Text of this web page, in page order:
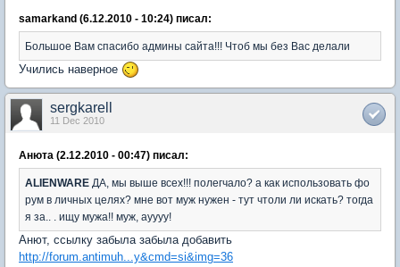
samarkand (6.12.2010 - 10:24) писал:
Большое Вам спасибо админы сайта!!! Чтоб мы без Вас делали
Учились наверное
sergkarell
11 Dec 2010
Анюта (2.12.2010 - 00:47) писал:
ALIENWARE ДА, мы выше всех!!! полегчало? а как использовать фо
рум в личных целях? мне вот муж нужен - тут чтоли ли искать? тогда
я за.. . ищу мужа!! муж, ауууу!
Анют, ссылку забыла забыла добавить
http://forum.antimuh...y&cmd=si&img=36